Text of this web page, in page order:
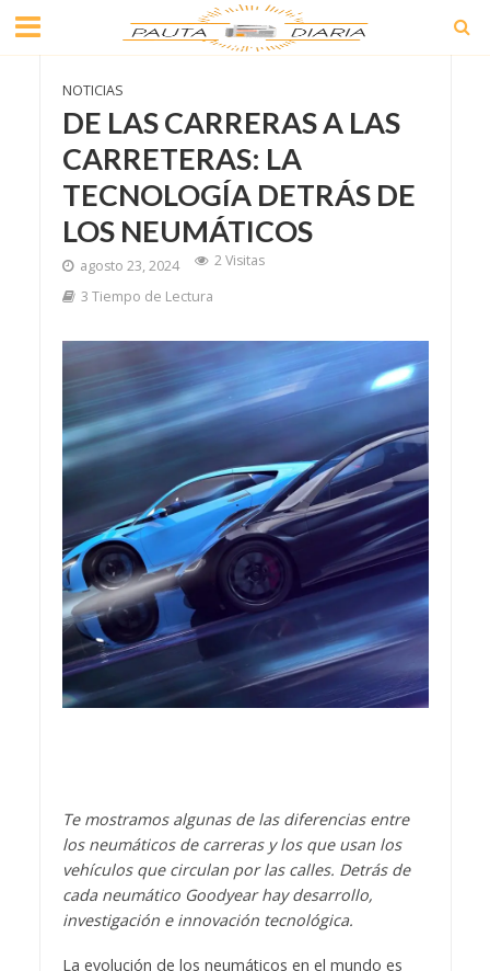
NOTICIAS
DE LAS CARRERAS A LAS
CARRETERAS: LA
TECNOLOGÍA DETRÁS DE
LOS NEUMÁTICOS
agosto 23, 2024
2 Visitas
3 Tiempo de Lectura
Te mostramos algunas de las diferencias entre
los neumáticos de carreras y los que usan los
vehículos que circulan por las calles. Detrás de
cada neumático Goodyear hay desarrollo,
investigación e innovación tecnológica.
La evolución de los neumáticos en el mundo es